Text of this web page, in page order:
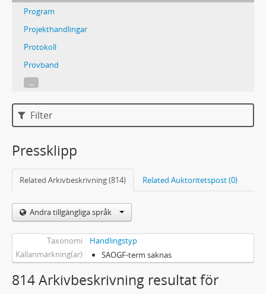
Program
Projekthandlingar
Protokoll
Provband
...
Filter
Pressklipp
Related Arkivbeskrivning (814) Related Auktoritetspost (0)
Andra tillgängliga språk
Taxonomi
Handlingstyp
Källanmärkning(ar)
SAOGF-term saknas
814 Arkivbeskrivning resultat för